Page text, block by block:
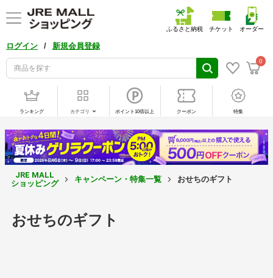
ログイン / 新規会員登録
0
ふるさと納税 チケット オーダー
ランキング カテゴリ ポイント10倍以上 クーポン 特集
JRE MALL
ショッピング
キャンペーン・特集一覧 おせちのギフト
おせちのギフト